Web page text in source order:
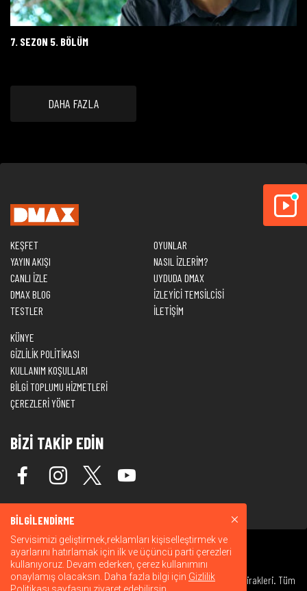
7. SEZON 5. BÖLÜM
DAHA FAZLA
KEŞFET
YAYIN AKIŞI
CANLI İZLE
DMAX BLOG
TESTLER
OYUNLAR
NASIL İZLERİM?
UYDUDA DMAX
İZLEYİCİ TEMSİLCİSİ
İLETİŞİM
KÜNYE
GİZLİLİK POLİTİKASI
KULLANIM KOŞULLARI
BİLGİ TOPLUMU HİZMETLERİ
ÇEREZLERİ YÖNET
BİZİ TAKİP EDİN
© 2026 Warner Bros. Discovery, Inc. veya bağlı kuruluşları ve iştirakleri. Tüm
BİLGİLENDİRME
Servisimizi geliştirmek,reklamları kişiselleştirmek ve
ayarlarını hatırlamak için ilk ve üçüncü parti çerezleri
kullanıyoruz. Devam ederken, çerez kullanımını
onaylamış olacaksın. Daha fazla bilgi için Gizlilik